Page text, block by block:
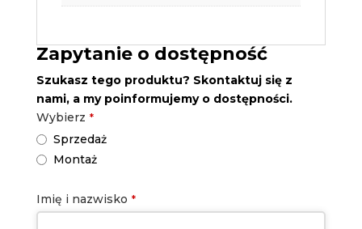
Zapytanie o dostępność
Szukasz tego produktu? Skontaktuj się z
nami, a my poinformujemy o dostępności.
Wybierz *
Sprzedaż
Montaż
Imię i nazwisko *